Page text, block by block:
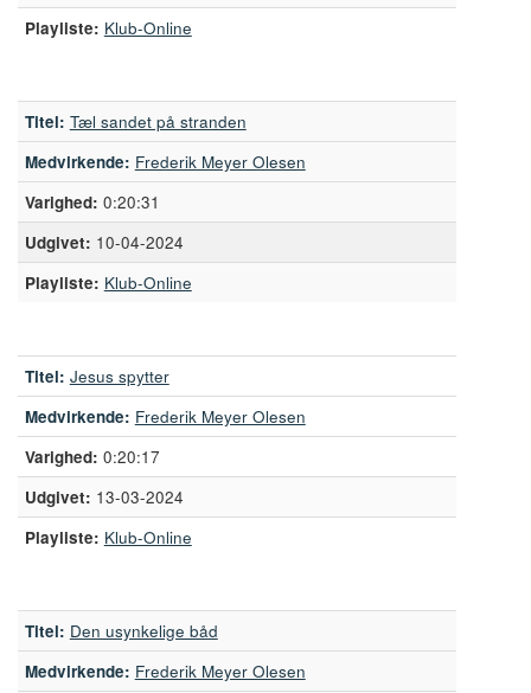
Playliste: Klub-Online
Titel: Tæl sandet på stranden
Medvirkende: Frederik Meyer Olesen
0:20:31
10-04-2024
Playliste: Klub-Online
Titel: Jesus spytter
Medvirkende: Frederik Meyer Olesen
0:20:17
13-03-2024
Playliste: Klub-Online
Titel: Den usynkelige båd
Medvirkende: Frederik Meyer Olesen